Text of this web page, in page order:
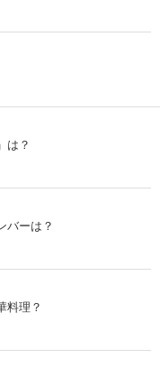
は？
バーは？
料理？